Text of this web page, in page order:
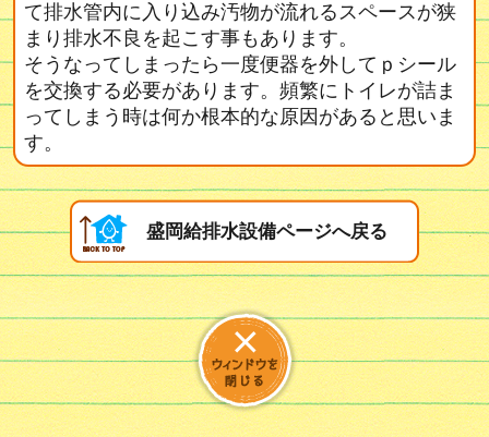
て排水管内に入り込み汚物が流れるスペースが狭
まり排水不良を起こす事もあります。
そうなってしまったら一度便器を外してｐシール
を交換する必要があります。頻繁にトイレが詰ま
ってしまう時は何か根本的な原因があると思いま
す。
盛岡給排水設備ページへ戻る